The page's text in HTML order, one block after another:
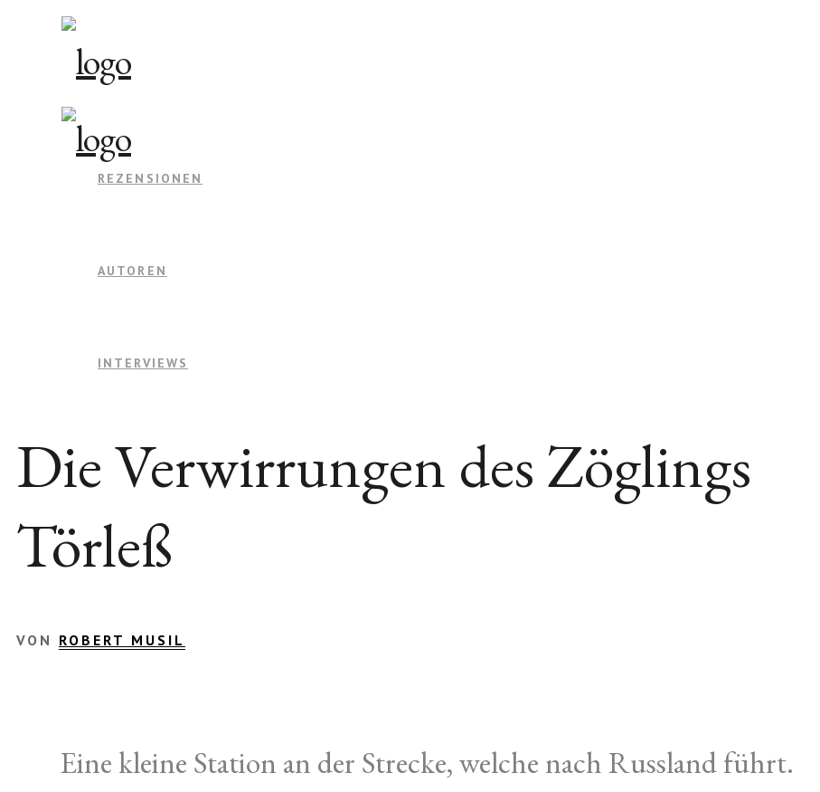
REZENSIONEN
AUTOREN
INTERVIEWS
Die Verwirrungen des Zöglings
Törleß
VON ROBERT MUSIL
Eine kleine Station an der Strecke, welche nach Russland führt.